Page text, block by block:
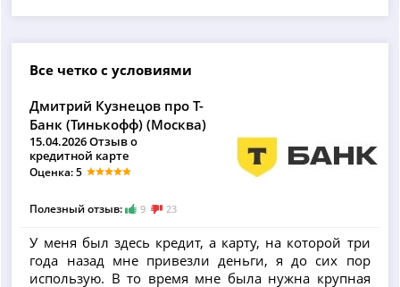
Все четко с условиями
Дмитрий Кузнецов про Т-
Банк (Тинькофф) (Москва)
15.04.2026 Отзыв о
кредитной карте
Оценка: 5
Полезный отзыв: 9 23
У меня был здесь кредит, а карту, на которой три
года назад мне привезли деньги, я до сих пор
использую. В то время мне была нужна крупная